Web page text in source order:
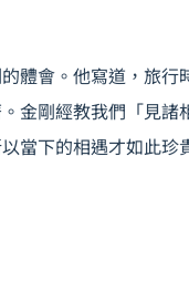
體會。他寫道，旅行
金剛經教我們「見諸
當下的相遇才如此珍